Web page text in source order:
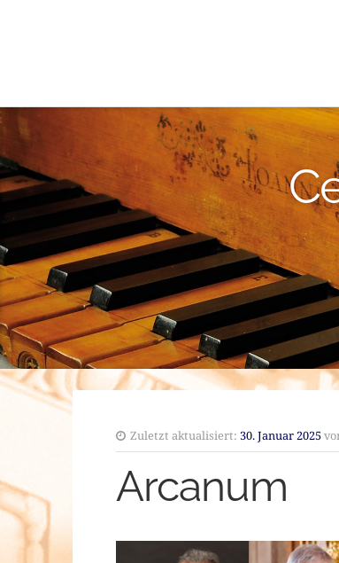
Zuletzt aktualisiert: 30. Januar 2025
Arcanum